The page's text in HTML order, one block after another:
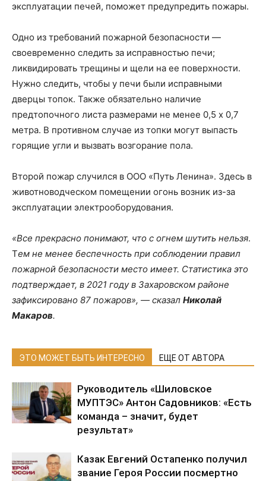
эксплуатации печей, поможет предупредить пожары.
Одно из требований пожарной безопасности —
своевременно следить за исправностью печи;
ликвидировать трещины и щели на ее поверхности.
Нужно следить, чтобы у печи были исправными
дверцы топок. Также обязательно наличие
предтопочного листа размерами не менее 0,5 х 0,7
метра. В противном случае из топки могут выпасть
горящие угли и вызвать возгорание пола.
Второй пожар случился в ООО «Путь Ленина». Здесь в
животноводческом помещении огонь возник из-за
эксплуатации электрооборудования.
«Все прекрасно понимают, что с огнем шутить нельзя.
Тем не менее беспечность при соблюдении правил
пожарной безопасности место имеет. Статистика это
подтверждает, в 2021 году в Захаровском районе
зафиксировано 87 пожаров», — сказал Николай
Макаров.
ЭТО МОЖЕТ БЫТЬ ИНТЕРЕСНО ЕЩЕ ОТ АВТОРА
Руководитель «Шиловское
МУПТЭС» Антон Садовников: «Есть
команда – значит, будет
результат»
Казак Евгений Остапенко получил
звание Героя России посмертно